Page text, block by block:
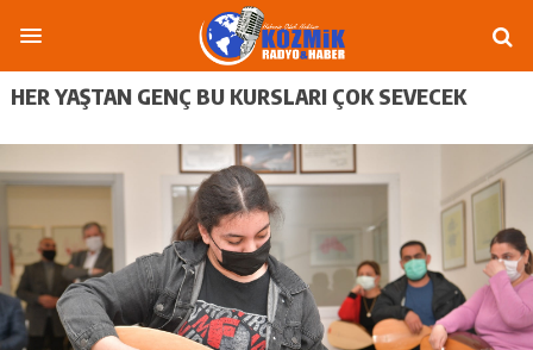
HER YAŞTAN GENÇ BU KURSLARI ÇOK SEVECEK